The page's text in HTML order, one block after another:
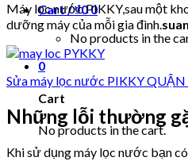
Cart /₫00
No products in the
0
Cart
No products in the cart.
Máy lọc nước PIKKY,sau một
dưỡng máy của mỗi gia đình.
Sửa máy lọc nước PIKKY
Những lỗi thường
Khi sử dụng máy lọc nước bạn